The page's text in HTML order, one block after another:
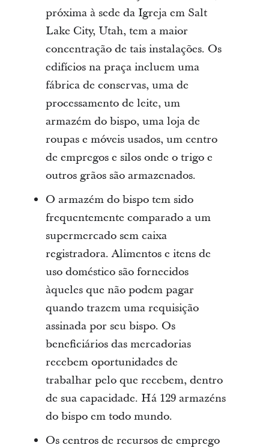
próxima à sede da Igreja em Salt
Lake City, Utah, tem a maior
concentração de tais instalações. Os
edifícios na praça incluem uma
fábrica de conservas, uma de
processamento de leite, um
armazém do bispo, uma loja de
roupas e móveis usados, um centro
de empregos e silos onde o trigo e
outros grãos são armazenados.
O armazém do bispo tem sido
frequentemente comparado a um
supermercado sem caixa
registradora. Alimentos e itens de
uso doméstico são fornecidos
àqueles que não podem pagar
quando trazem uma requisição
assinada por seu bispo. Os
beneficiários das mercadorias
recebem oportunidades de
trabalhar pelo que recebem, dentro
de sua capacidade. Há 129 armazéns
do bispo em todo mundo.
Os centros de recursos de emprego